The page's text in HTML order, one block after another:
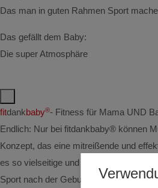
Das man in guten Rahmen Sport
Das gefällt dem Baby:
Die super Atmosphäre
fitdankbaby®- Fitness für Mama UND
Endlich: Nur bei fitdankbaby® können
Konzept, das eine mitreißende und
es so vielseitige und kreative
Sport nach der Geburt (mit Rücksicht